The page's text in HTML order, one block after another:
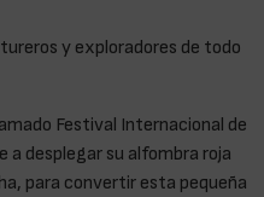
y exploradores de todo
Festival Internacional de
a desplegar su alfombra roja
para convertir esta pequeña